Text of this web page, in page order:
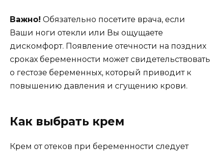
Важно! Обязательно посетите врача, если
Ваши ноги отекли или Вы ощущаете
дискомфорт. Появление отечности на поздних
сроках беременности может свидетельствовать
о гестозе беременных, который приводит к
повышению давления и сгущению крови.
Как выбрать крем
Крем от отеков при беременности следует